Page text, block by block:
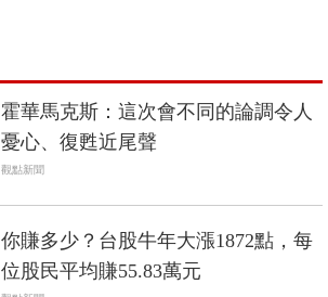
霍華馬克斯：這次會不同的論調令人
憂心、復甦近尾聲
觀點新聞
你賺多少？台股牛年大漲1872點，每
位股民平均賺55.83萬元